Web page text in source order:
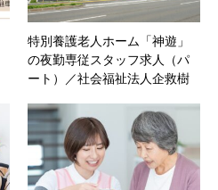
特別養護老人ホーム「神遊」
の夜勤専従スタッフ求人（パ
ート）／社会福祉法人企救樹